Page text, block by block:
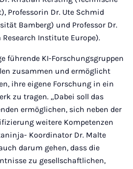
Professorin Dr. Ute Schmid
Bamberg) und Professor Dr.
Research Institute Europe).
führende KI-Forschungsgruppen
zusammen und ermöglicht
ihre eigene Forschung in ein
zu tragen. „Dabei soll das
ermöglichen, sich neben der
weitere Kompetenzen
Koordinator Dr. Malte
darum gehen, dass die
zu gesellschaftlichen,